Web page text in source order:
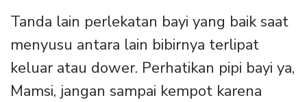
Tanda lain perlekatan bayi yang baik saat
menyusu antara lain bibirnya terlipat
keluar atau dower. Perhatikan pipi bayi ya,
Mamsi, jangan sampai kempot karena